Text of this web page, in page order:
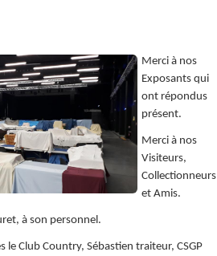
Merci à nos
Exposants qui
ont répondus
présent.
Merci à nos
Visiteurs,
Collectionneurs
et Amis.
à son personnel.
le Club Country, Sébastien traiteur, CSGP